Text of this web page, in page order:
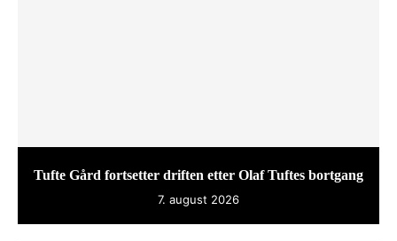
Tufte Gård fortsetter driften etter Olaf Tuftes bortgang
7. august 2026